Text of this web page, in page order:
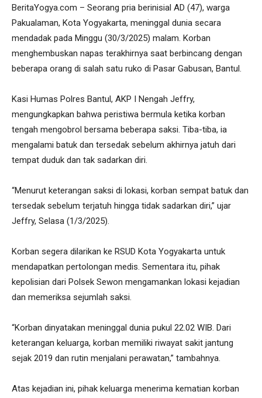
BeritaYogya.com – Seorang pria berinisial AD (47), warga
Pakualaman, Kota Yogyakarta, meninggal dunia secara
mendadak pada Minggu (30/3/2025) malam. Korban
menghembuskan napas terakhirnya saat berbincang dengan
beberapa orang di salah satu ruko di Pasar Gabusan, Bantul.
Kasi Humas Polres Bantul, AKP I Nengah Jeffry,
mengungkapkan bahwa peristiwa bermula ketika korban
tengah mengobrol bersama beberapa saksi. Tiba-tiba, ia
mengalami batuk dan tersedak sebelum akhirnya jatuh dari
tempat duduk dan tak sadarkan diri.
“Menurut keterangan saksi di lokasi, korban sempat batuk dan
tersedak sebelum terjatuh hingga tidak sadarkan diri,” ujar
Jeffry, Selasa (1/3/2025).
Korban segera dilarikan ke RSUD Kota Yogyakarta untuk
mendapatkan pertolongan medis. Sementara itu, pihak
kepolisian dari Polsek Sewon mengamankan lokasi kejadian
dan memeriksa sejumlah saksi.
“Korban dinyatakan meninggal dunia pukul 22.02 WIB. Dari
keterangan keluarga, korban memiliki riwayat sakit jantung
sejak 2019 dan rutin menjalani perawatan,” tambahnya.
Atas kejadian ini, pihak keluarga menerima kematian korban